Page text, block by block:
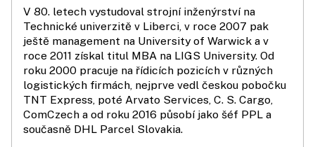
V 80. letech vystudoval strojní inženýrství na
Technické univerzitě v Liberci, v roce 2007 pak
ještě management na University of Warwick a v
roce 2011 získal titul MBA na LIGS University. Od
roku 2000 pracuje na řídicích pozicích v různých
logistických firmách, nejprve vedl českou pobočku
TNT Express, poté Arvato Services, C. S. Cargo,
ComCzech a od roku 2016 působí jako šéf PPL a
současně DHL Parcel Slovakia.